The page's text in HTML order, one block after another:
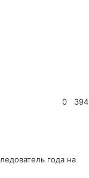
0 394
года на